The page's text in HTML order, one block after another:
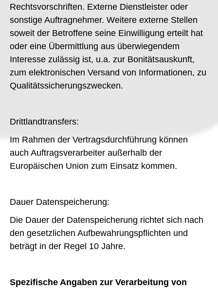
Rechtsvorschriften. Externe Dienstleister oder
sonstige Auftragnehmer. Weitere externe Stellen
soweit der Betroffene seine Einwilligung erteilt hat
oder eine Übermittlung aus überwiegendem
Interesse zulässig ist, u.a. zur Bonitätsauskunft,
zum elektronischen Versand von Informationen, zu
Qualitätssicherungszwecken.
Drittlandtransfers:
Im Rahmen der Vertragsdurchführung können
auch Auftragsverarbeiter außerhalb der
Europäischen Union zum Einsatz kommen.
Dauer Datenspeicherung:
Die Dauer der Datenspeicherung richtet sich nach
den gesetzlichen Aufbewahrungspflichten und
beträgt in der Regel 10 Jahre.
Spezifische Angaben zur Verarbeitung von